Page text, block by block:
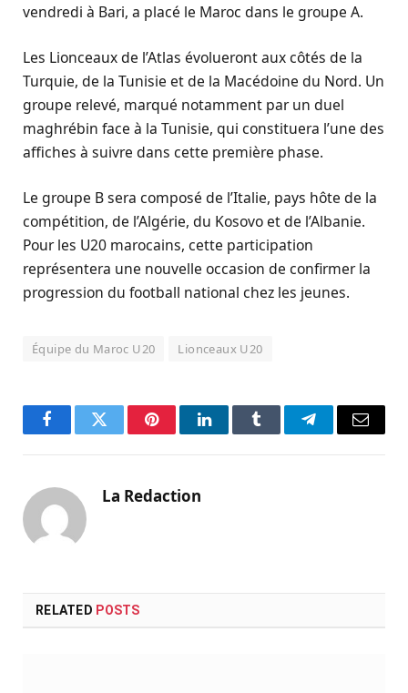
vendredi à Bari, a placé le Maroc dans le groupe A.
Les Lionceaux de l’Atlas évolueront aux côtés de la
Turquie, de la Tunisie et de la Macédoine du Nord. Un
groupe relevé, marqué notamment par un duel
maghrébin face à la Tunisie, qui constituera l’une des
affiches à suivre dans cette première phase.
Le groupe B sera composé de l’Italie, pays hôte de la
compétition, de l’Algérie, du Kosovo et de l’Albanie.
Pour les U20 marocains, cette participation
représentera une nouvelle occasion de confirmer la
progression du football national chez les jeunes.
Équipe du Maroc U20 Lionceaux U20
FacebookTwitter PinterestLinkedInTumblr TelegramEmail
La Redaction
RELATED POSTS